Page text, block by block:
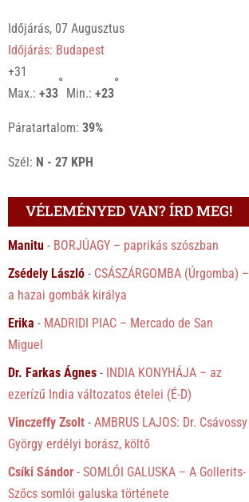
Időjárás, 07 Augusztus
Időjárás: Budapest
+31
Max.:+33
°
Min.:+23
°
Páratartalom:39%
Szél: N - 27 KPH
VÉLEMÉNYED VAN? ÍRD MEG!
Manitu - BORJÚAGY – paprikás szószban
Zsédely László - CSÁSZÁRGOMBA (Úrgomba) –
a hazai gombák királya
Erika - MADRIDI PIAC – Mercado de San
Miguel
Dr. Farkas Ágnes - INDIA KONYHÁJA – az
ezerízű India változatos ételei (É-D)
Vinczeffy Zsolt -AMBRUS LAJOS: Dr. Csávossy
György erdélyi borász, költő
Csíki Sándor -SOMLÓI GALUSKA – A Gollerits-
Szőcs somlói galuska története